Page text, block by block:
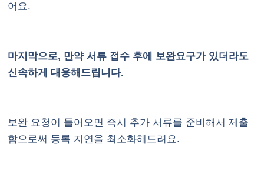
어요.
마지막으로, 만약 서류 접수 후에 보완요구가 있더라도
신속하게 대응해드립니다.
보완 요청이 들어오면 즉시 추가 서류를 준비해서 제출
함으로써 등록 지연을 최소화해드려요.